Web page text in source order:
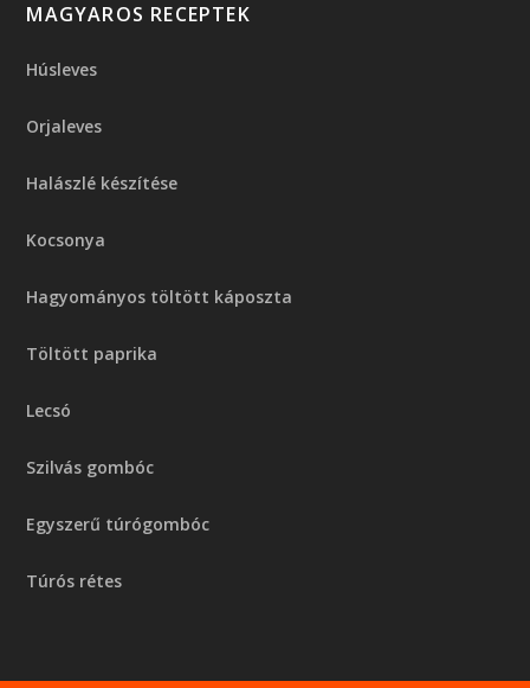
MAGYAROS RECEPTEK
Húsleves
Orjaleves
Halászlé készítése
Kocsonya
Hagyományos töltött káposzta
Töltött paprika
Lecsó
Szilvás gombóc
Egyszerű túrógombóc
Túrós rétes